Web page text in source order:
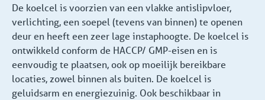
De koelcel is voorzien van een vlakke antislipvloer,
verlichting, een soepel (tevens van binnen) te openen
deur en heeft een zeer lage instaphoogte. De koelcel is
ontwikkeld conform de HACCP/ GMP-eisen en is
eenvoudig te plaatsen, ook op moeilijk bereikbare
locaties, zowel binnen als buiten. De koelcel is
geluidsarm en energiezuinig. Ook beschikbaar in